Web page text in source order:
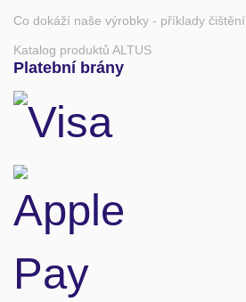
Co dokáží naše výrobky - příklady čištění
Katalog produktů ALTUS
Platební brány